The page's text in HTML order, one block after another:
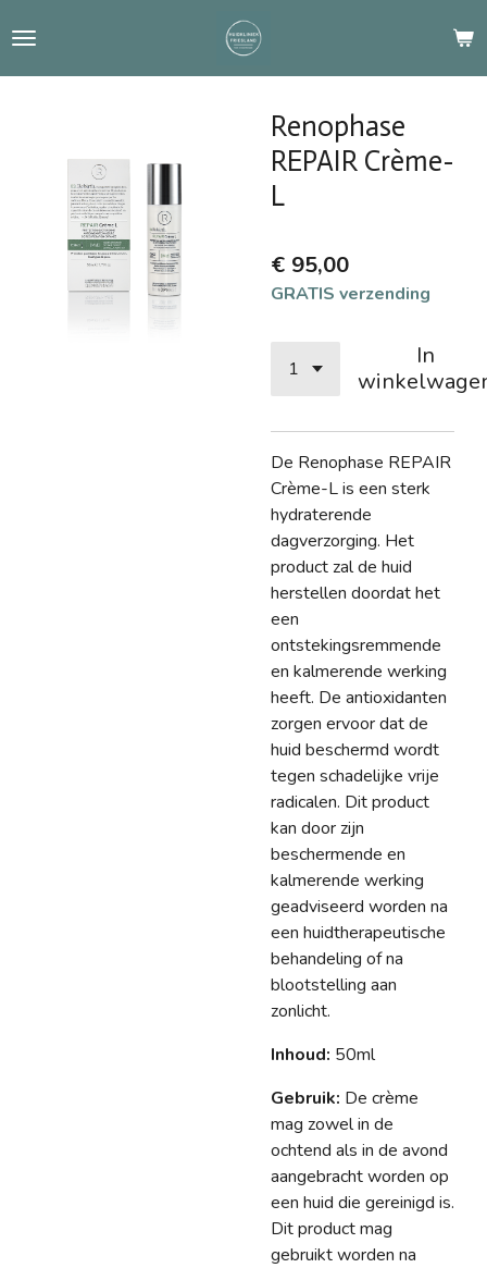
direct
naar
Renophase
REPAIR Crème-
L
€ 95,00
GRATIS verzending
In
De Renophase REPAIR
Crème-L is een sterk
hydraterende
dagverzorging. Het
product zal de huid
herstellen doordat het
een
ontstekingsremmende
en kalmerende werking
heeft. De antioxidanten
zorgen ervoor dat de
huid beschermd wordt
tegen schadelijke vrije
radicalen. Dit product
kan door zijn
beschermende en
kalmerende werking
geadviseerd worden na
een huidtherapeutische
behandeling of na
blootstelling aan
zonlicht.
Inhoud: 50ml
Gebruik: De crème
mag zowel in de
ochtend als in de avond
aangebracht worden op
een huid die gereinigd is.
Dit product mag
gebruikt worden na